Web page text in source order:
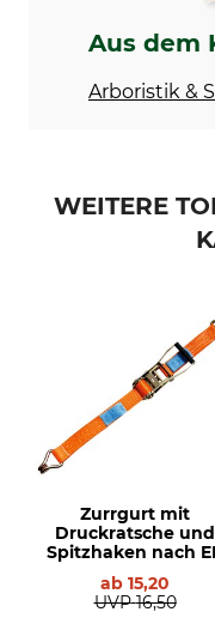
Aus dem
Arboristik &
WEITERE
Zurrgurt mit
Druckratsche und
Spitzhaken nach
12195-2
ab 15,20
UVP 16,50